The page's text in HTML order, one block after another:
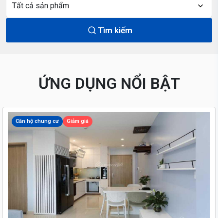
Tìm kiếm
ỨNG DỤNG NỔI BẬT
Căn hộ chung cư Giảm giá